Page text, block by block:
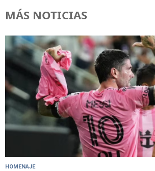
MÁS NOTICIAS
HOMENAJE